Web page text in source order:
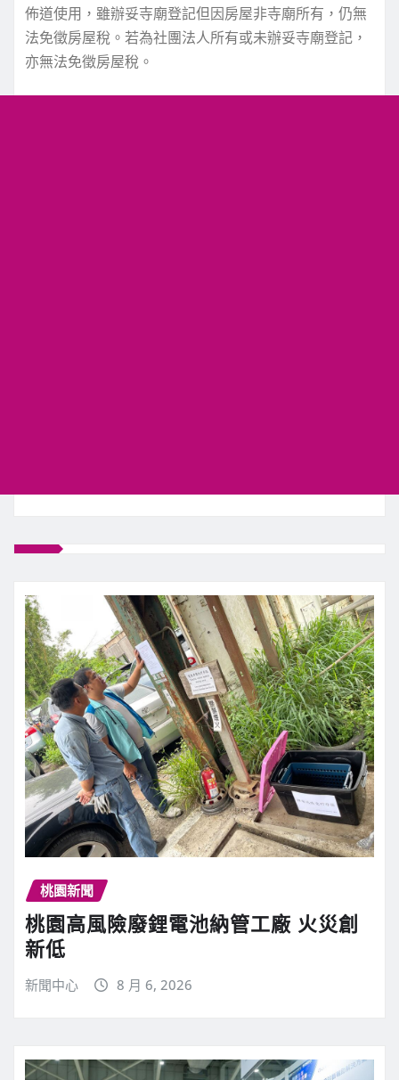
佈道使用，雖辦妥寺廟登記但因房屋非寺廟所有，仍無
法免徵房屋稅。若為社團法人所有或未辦妥寺廟登記，
亦無法免徵房屋稅。
桃園新聞
桃園高風險廢鋰電池納管工廠 火災創
新低
新聞中心 8 月 6, 2026